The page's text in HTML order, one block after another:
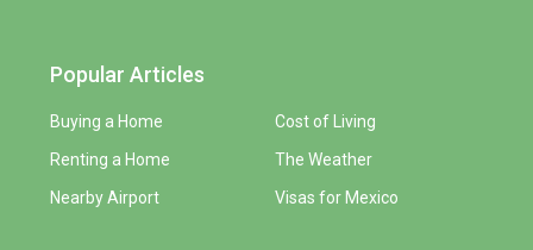
Popular Articles
Buying a Home
Renting a Home
Nearby Airport
Cost of Living
The Weather
Visas for Mexico